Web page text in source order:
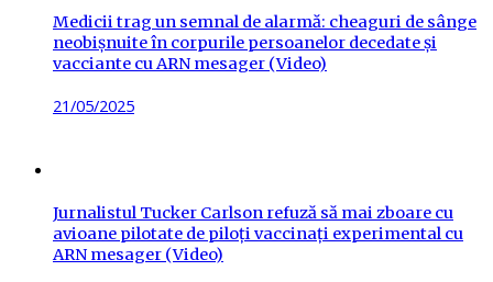
Medicii trag un semnal de alarmă: cheaguri de sânge
neobișnuite în corpurile persoanelor decedate și
vacciante cu ARN mesager (Video)
Posted
21/05/2025
Jurnalistul Tucker Carlson refuză să mai zboare cu
avioane pilotate de piloți vaccinați experimental cu
ARN mesager (Video)